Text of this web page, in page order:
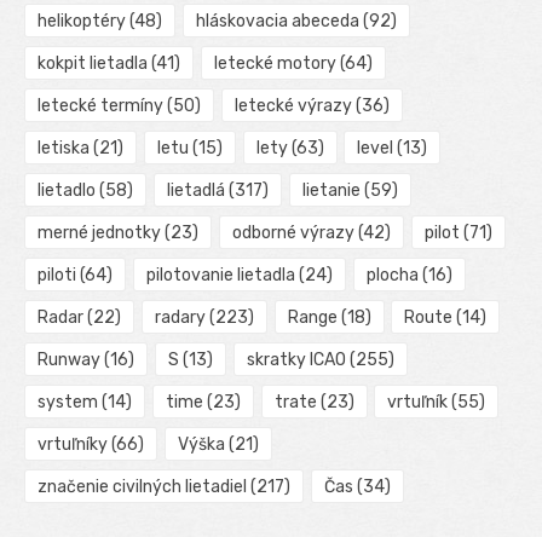
helikoptéry(48) hláskovacia abeceda (92)
kokpit lietadla (41) letecké motory(64)
letecké termíny(50) letecké výrazy(36)
letiska (21) letu (15) lety(63) level (13)
lietadlo (58) lietadlá (317) lietanie (59)
merné jednotky(23) odborné výrazy(42) pilot (71)
piloti (64) pilotovanie lietadla (24) plocha (16)
Radar(22) radary(223) Range (18) Route (14)
Runway(16) S (13) skratky ICAO (255)
system (14) time (23) trate (23) vrtuľník(55)
vrtuľníky(66) Výška (21)
značenie civilných lietadiel (217) Čas (34)